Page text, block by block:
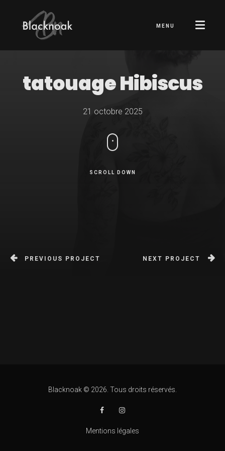
MENU
tatouageHibiscus
21 octobre 2025
SCROLL DOWN
PREVIOUS PROJECT NEXT PROJECT
Blacknoak © 2026. Tous droits réservés.
Mentions légales